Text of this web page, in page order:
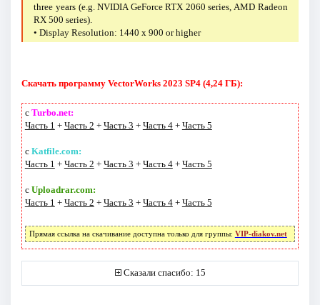
three years (e.g. NVIDIA GeForce RTX 2060 series, AMD Radeon
RX 500 series).
• Display Resolution: 1440 x 900 or higher
Скачать программу VectorWorks 2023 SP4 (4,24 ГБ):
с Turbo.net:
Часть 1 + Часть 2 + Часть 3 + Часть 4+ Часть 5
с Katfile.com:
Часть 1 + Часть 2 + Часть 3 + Часть 4+ Часть 5
с Uploadrar.com:
Часть 1 + Часть 2 + Часть 3 + Часть 4+ Часть 5
Прямая ссылка на скачивание доступна только для группы: VIP-diakov.net
Сказали спасибо: 15